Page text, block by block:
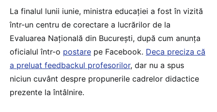
La finalul lunii iunie, ministra educației a fost în vizită
într-un centru de corectare a lucrărilor de la
Evaluarea Națională din București, după cum anunța
oficialul într-o postare pe Facebook. Deca preciza că
a preluat feedbackul profesorilor, dar nu a spus
niciun cuvânt despre propunerile cadrelor didactice
prezente la întâlnire.